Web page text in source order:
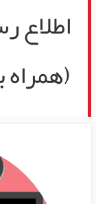
اطلاع